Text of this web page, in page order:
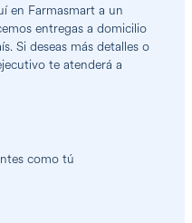
en Farmasmart a un
entregas a domicilio
Si deseas más detalles o
te atenderá a
como tú